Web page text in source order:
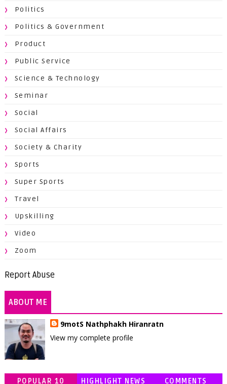
Politics
Politics & Government
Product
Public Service
Science & Technology
Seminar
Social
Social Affairs
Society & Charity
Sports
Super Sports
Travel
Upskilling
Video
Zoom
Report Abuse
ABOUT ME
9motS Nathphakh Hiranratn
View my complete profile
POPULAR 10 HIGHLIGHT NEWS COMMENTS